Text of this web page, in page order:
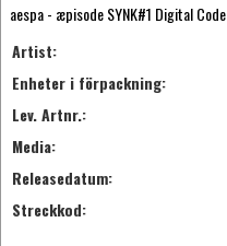
aespa - æpisode SYNK#1 Digital Code
Artist:
Enheter i förpackning:
Lev. Artnr.:
Media:
Releasedatum:
Streckkod: